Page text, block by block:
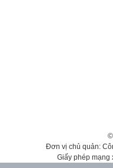
Đơn vị chủ quản:
Giấy phép mạng